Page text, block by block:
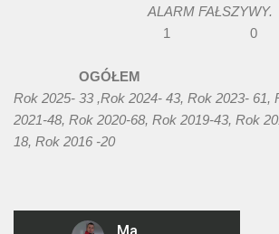
ALARM FAŁSZYWY.
1 0
OGÓŁEM
Rok 2025- 33 ,Rok 2024- 43, Rok 2023- 61,
2021-48, Rok 2020-68, Rok 2019-43, Rok
18, Rok 2016 -20